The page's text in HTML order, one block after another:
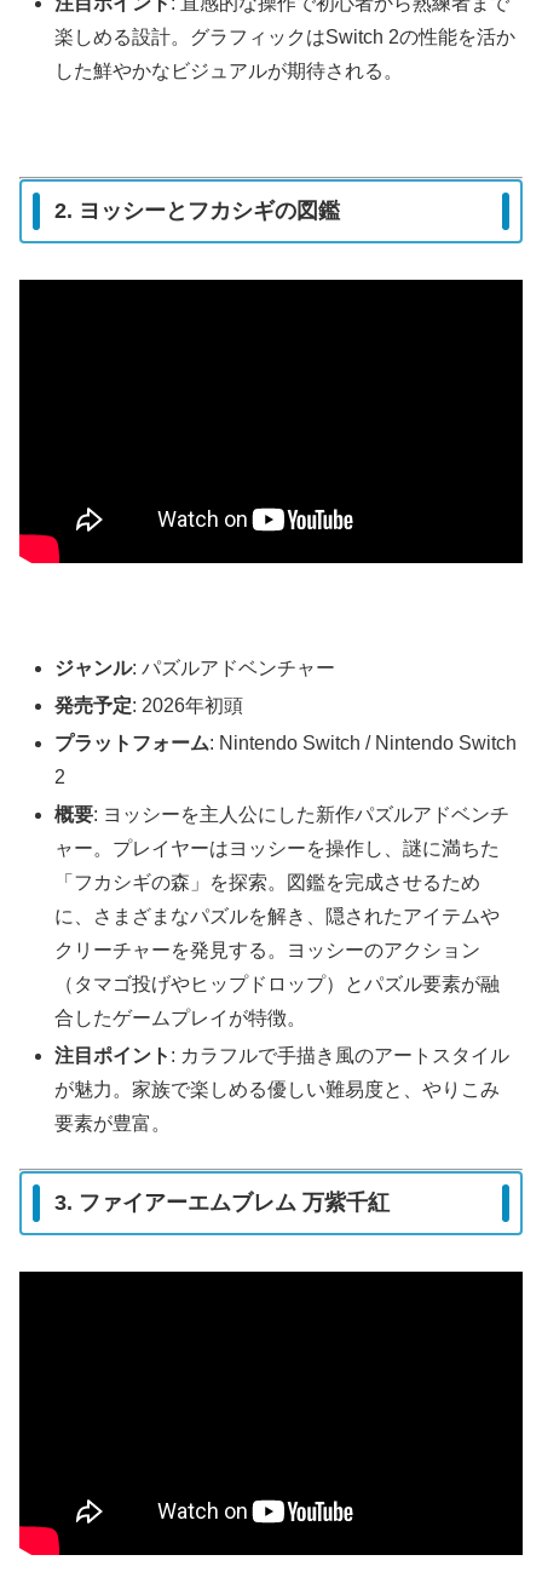
楽しめる設計。グラフィックはSwitch 2の性能を活か
した鮮やかなビジュアルが期待される。
2. ヨッシーとフカシギの図鑑
ジャンル: パズルアドベンチャー
発売予定: 2026年初頭
プラットフォーム: Nintendo Switch / Nintendo Switch
2
概要: ヨッシーを主人公にした新作パズルアドベンチ
ャー。プレイヤーはヨッシーを操作し、謎に満ちた
「フカシギの森」を探索。図鑑を完成させるため
に、さまざまなパズルを解き、隠されたアイテムや
クリーチャーを発見する。ヨッシーのアクション
（タマゴ投げやヒップドロップ）とパズル要素が融
合したゲームプレイが特徴。
注目ポイント : カラフルで手描き風のアートスタイル
が魅力。家族で楽しめる優しい難易度と、やりこみ
要素が豊富。
3. ファイアーエムブレム 万紫千紅